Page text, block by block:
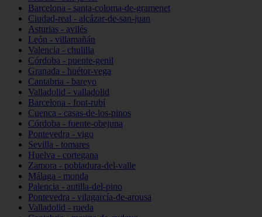
Barcelona - santa-coloma-de-gramenet
Ciudad-real - alcázar-de-san-juan
Asturias - avilés
León - villamañán
Valencia - chulilla
Córdoba - puente-genil
Granada - huétor-vega
Cantabria - bareyo
Valladolid - valladolid
Barcelona - font-rubí
Cuenca - casas-de-los-pinos
Córdoba - fuente-obejuna
Pontevedra - vigo
Sevilla - tomares
Huelva - cortegana
Zamora - pobladura-del-valle
Málaga - monda
Palencia - autilla-del-pino
Pontevedra - vilagarcía-de-arousa
Valladolid - rueda